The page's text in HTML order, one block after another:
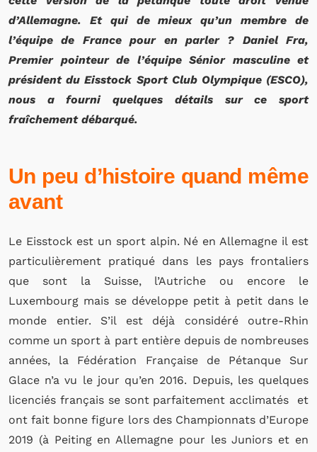
d’Allemagne. Et qui de mieux qu’un membre de
l’équipe de France pour en parler ? Daniel Fra,
Premier pointeur de l’équipe Sénior masculine et
président du Eisstock Sport Club Olympique (ESCO),
nous a fourni quelques détails sur ce sport
fraîchement débarqué.
Un peu d’histoire quand même
avant
Le Eisstock est un sport alpin. Né en Allemagne il est
particulièrement pratiqué dans les pays frontaliers
que sont la Suisse, l’Autriche ou encore le
Luxembourg mais se développe petit à petit dans le
monde entier. S’il est déjà considéré outre-Rhin
comme un sport à part entière depuis de nombreuses
années, la Fédération Française de Pétanque Sur
Glace n’a vu le jour qu’en 2016. Depuis, les quelques
licenciés français se sont parfaitement acclimatés et
ont fait bonne figure lors des Championnats d’Europe
2019 (à Peiting en Allemagne pour les Juniors et en